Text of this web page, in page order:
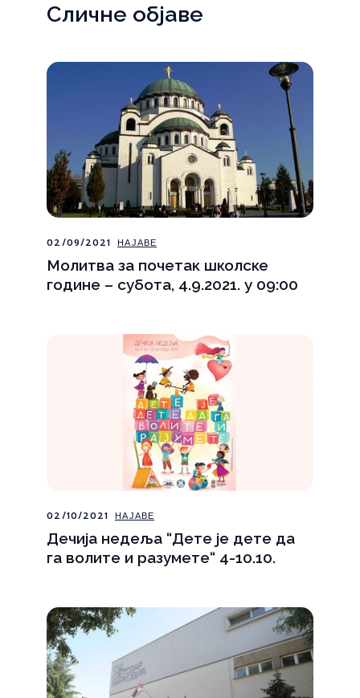
Сличне објаве
02/09/2021 НАЈАВЕ
Молитва за почетак школске
године – субота, 4.9.2021. у 09:00
02/10/2021 НАЈАВЕ
Дечија недеља “Дете је дете да
га волите и разумете“ 4-10.10.